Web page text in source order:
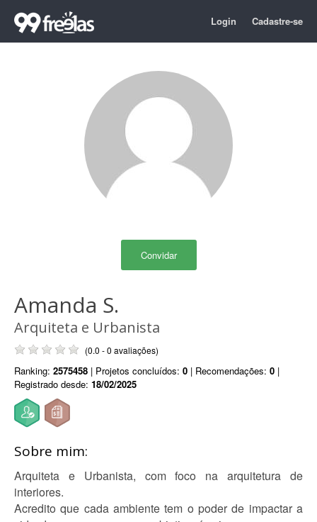
Login Cadastre-se
Convidar
Amanda S.
Arquiteta e Urbanista
(0.0 - 0 avaliações)
Ranking: 2575458 | Projetos concluídos: 0 | Recomendações: 0 |
Registrado desde: 18/02/2025
Sobre mim:
Arquiteta e Urbanista, com foco na arquitetura de
interiores.
Acredito que cada ambiente tem o poder de impactar a